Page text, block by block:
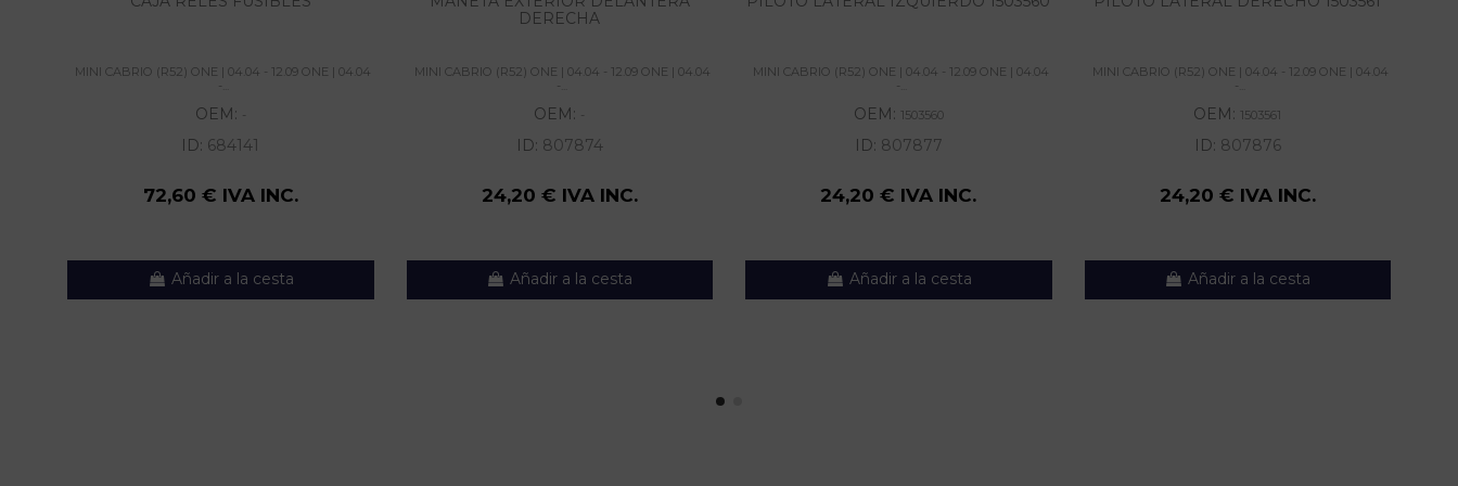
MINI CABRIO (R52) ONE | 04.04 - 12.09 ONE | 04.04
-...
OEM: -
ID: 684141
72,60 € IVA INC.
Añadir a la cesta
DERECHA
MINI CABRIO (R52) ONE | 04.04 - 12.09 ONE | 04.04
-...
OEM: -
ID: 807874
24,20 € IVA INC.
Añadir a la cesta
MINI CABRIO (R52) ONE | 04.04 - 12.09 ONE | 04.04
-...
OEM: 1503560
ID: 807877
24,20 € IVA INC.
Añadir a la cesta
MINI CABRIO (R52) ONE | 04.04 - 12.09 ONE | 04.04
-...
OEM: 1503561
ID: 807876
24,20 € IVA INC.
Añadir a la cesta